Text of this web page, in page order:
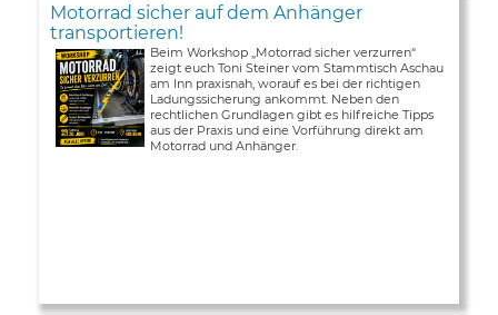
Motorrad sicher auf dem Anhänger
transportieren!
Beim Workshop „Motorrad sicher verzurren“
zeigt euch Toni Steiner vom Stammtisch Aschau
am Inn praxisnah, worauf es bei der richtigen
Ladungssicherung ankommt. Neben den
rechtlichen Grundlagen gibt es hilfreiche Tipps
aus der Praxis und eine Vorführung direkt am
Motorrad und Anhänger.